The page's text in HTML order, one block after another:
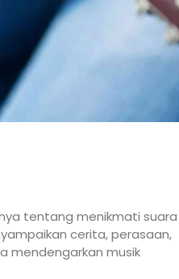
tentang menikmati suara
cerita, perasaan,
mendengarkan musik